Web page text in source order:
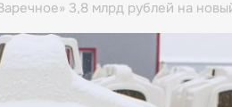
3,8 млрд рублей на